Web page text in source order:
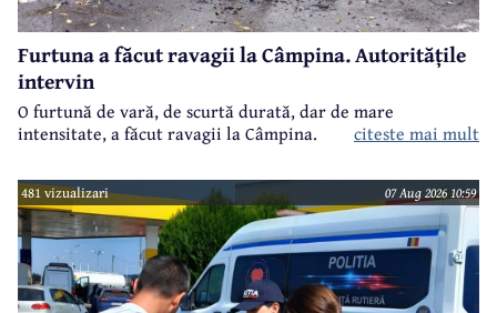
Furtuna a făcut ravagii la Câmpina. Autoritățile
intervin
O furtună de vară, de scurtă durată, dar de mare
intensitate, a făcut ravagii la Câmpina.
citeste mai mult
481 vizualizari 07 Aug 2026 10:59